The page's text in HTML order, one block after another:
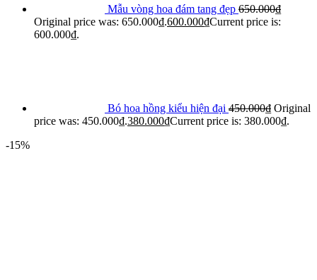
Mẫu vòng hoa đám tang đẹp 650.000₫
Original price was: 650.000₫.600.000₫Current price is:
600.000₫.
Bó hoa hồng kiểu hiện đại 450.000₫ Original
price was: 450.000₫.380.000₫Current price is: 380.000₫.
-15%